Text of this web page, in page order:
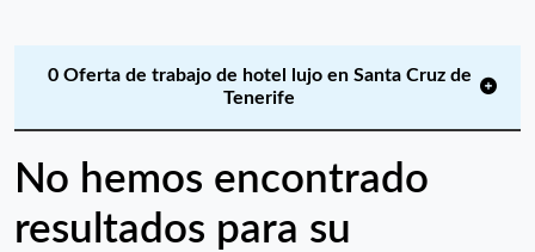
0 Oferta de trabajo de hotel lujo en Santa Cruz de
Tenerife
No hemos encontrado
resultados para su